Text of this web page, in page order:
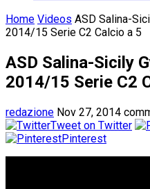
Home Videos ASD Salina-
2014/15 Serie C2 Calcio a 5
ASD Salina-Sicily
2014/15 Serie C2
redazione Nov 27, 2014
Tweet on Twitter
Pinterest